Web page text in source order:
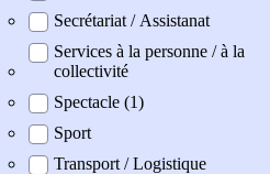
Secrétariat / Assistanat
Services à la personne / à la
collectivité
Spectacle (1)
Sport
Transport / Logistique